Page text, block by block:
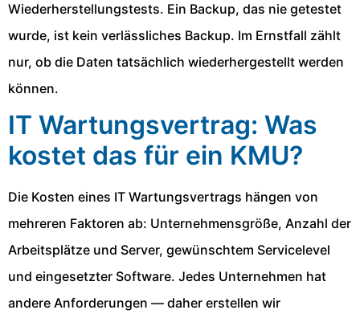
Wiederherstellungstests. Ein Backup, das nie getestet
wurde, ist kein verlässliches Backup. Im Ernstfall zählt
nur, ob die Daten tatsächlich wiederhergestellt werden
können.
IT Wartungsvertrag: Was
kostet das für ein KMU?
Die Kosten eines IT Wartungsvertrags hängen von
mehreren Faktoren ab: Unternehmensgröße, Anzahl der
Arbeitsplätze und Server, gewünschtem Servicelevel
und eingesetzter Software. Jedes Unternehmen hat
andere Anforderungen — daher erstellen wir